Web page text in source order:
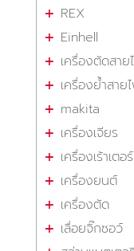
REX
Einhell
เครื่องตัดสาย
เครื่องย้ำสาย
makita
เครื่องเจียร
เครื่องเร้าเตอร์
เครื่องยนต์
เครื่องตัด
เลื่อยจิ๊กซอว์